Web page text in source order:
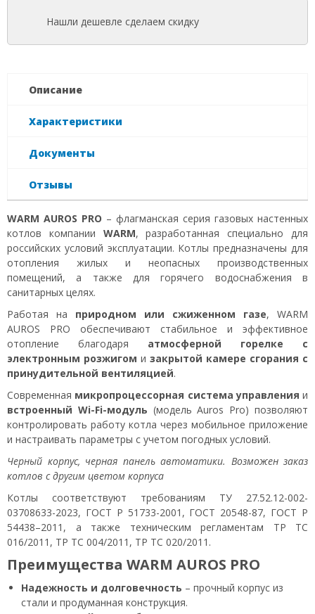
Нашли дешевле сделаем скидку
Описание
Характеристики
Документы
Отзывы
WARM AUROS PRO – флагманская серия газовых настенных
котлов компании WARM, разработанная специально для
российских условий эксплуатации. Котлы предназначены для
отопления жилых и неопасных производственных
помещений, а также для горячего водоснабжения в
санитарных целях.
Работая на природном или сжиженном газе, WARM
AUROS PRO обеспечивают стабильное и эффективное
отопление благодаря атмосферной горелке с
электронным розжигом и закрытой камере сгорания с
принудительной вентиляцией.
Современная микропроцессорная система управления и
встроенный Wi-Fi-модуль (модель Auros Pro) позволяют
контролировать работу котла через мобильное приложение
и настраивать параметры с учетом погодных условий.
Черный корпус, черная панель автоматики. Возможен заказ
котлов с другим цветом корпуса
Котлы соответствуют требованиям ТУ 27.52.12-002-
03708633-2023, ГОСТ Р 51733-2001, ГОСТ 20548-87, ГОСТ Р
54438–2011, а также техническим регламентам ТР ТС
016/2011, ТР ТС 004/2011, ТР ТС 020/2011.
Преимущества WARM AUROS PRO
Надежность и долговечность – прочный корпус из
стали и продуманная конструкция.